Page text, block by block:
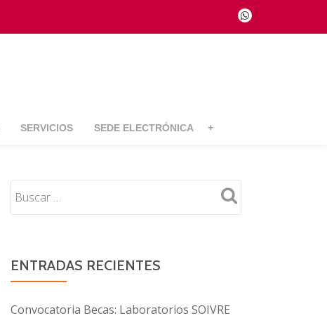
fa-
whatsapp
SERVICIOS SEDE ELECTRÓNICA +
ENTRADAS RECIENTES
Convocatoria Becas: Laboratorios SOIVRE